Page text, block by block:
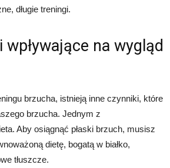
długie treningi.
wpływające na wygląd
brzucha, istnieją inne czynniki, które
brzucha. Jednym z
Aby osiągnąć płaski brzuch, musisz
dietę, bogatą w białko,
tłuszcze.